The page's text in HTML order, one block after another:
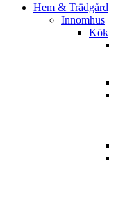
Hem & Trädgård
Innomhus
Kök